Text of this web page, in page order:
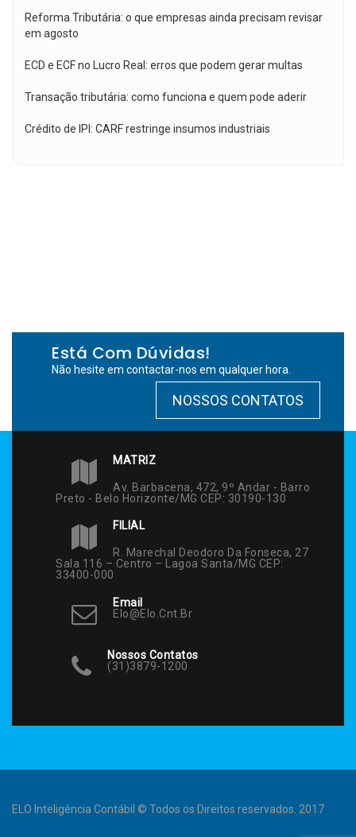
Reforma Tributária: o que empresas ainda precisam revisar
em agosto
ECD e ECF no Lucro Real: erros que podem gerar multas
Transação tributária: como funciona e quem pode aderir
Crédito de IPI: CARF restringe insumos industriais
Está Com Dúvidas!
Não hesite em contactar-nos em qualquer hora.
NOSSOS CONTATOS
MATRIZ
Av. Barbacena, 472, 9º Andar - Barro
Preto - Belo Horizonte/MG CEP: 30190-130
FILIAL
R. Marechal Deodoro Da Fonseca, 27
Sala 116 – Centro – Lagoa Santa/MG CEP:
33400-000
Email
Elo@elo.cnt.br
Nossos Contatos
(31)3879-1200
ELO Inteligência Contábil © Todos os Direitos reservados. 2017